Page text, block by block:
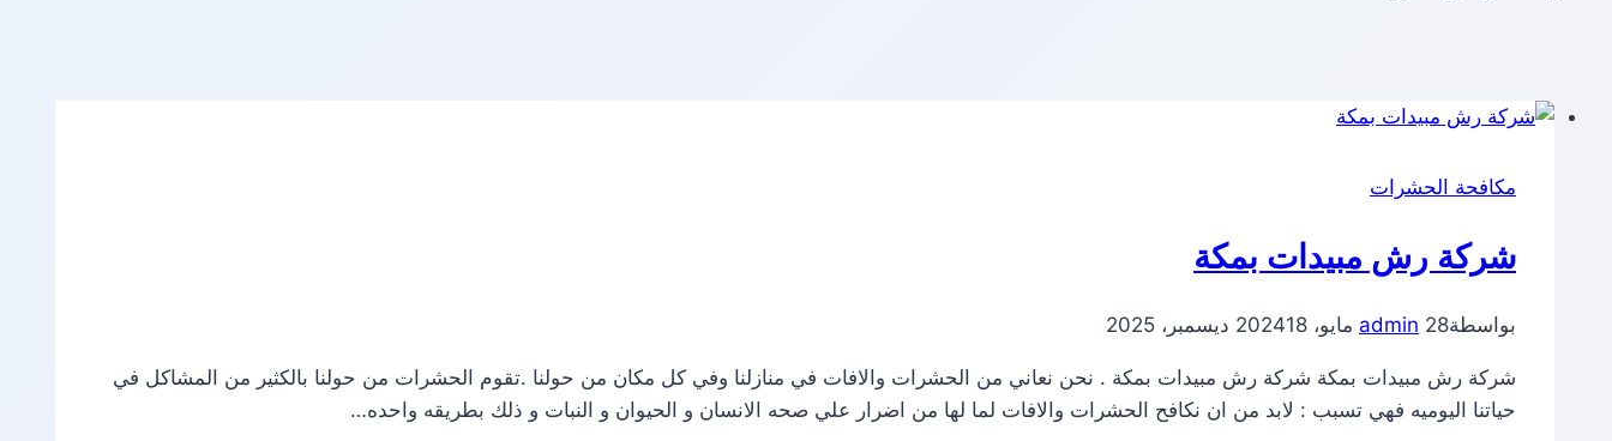
مكافحة الحشرات
شركة رش مبيدات بمكة
بواسطة admin 28 مايو، 2024 18 ديسمبر، 2025
شركة رش مبيدات بمكة شركة رش مبيدات بمكة . نحن نعاني من الحشرات والافات في منازلنا وفي كل مكان من حولنا .تقوم الحشرات من حولنا بالكثير من المشاكل في
حياتنا اليوميه فهي تسبب : لابد من ان نكافح الحشرات والافات لما لها من اضرار علي صحه الانسان و الحيوان و النبات و ذلك بطريقه واحده…